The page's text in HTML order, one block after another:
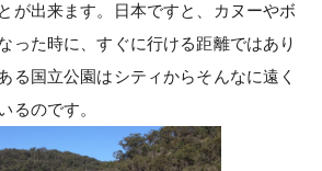
が出来ます。日本ですと、カヌーやボ
った時に、すぐに行ける距離ではあり
る国立公園はシティからそんなに遠く
るのです。